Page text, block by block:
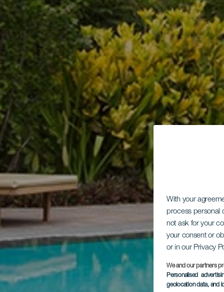
With your
process personal
not ask for your
your consent or
or in our Privacy
We and our partners
Personalised
geolocation data, and